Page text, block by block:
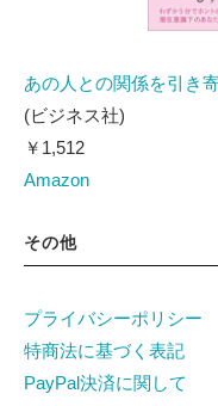
あの人との関係を引き
(ビジネス社)
￥1,512
Amazon
その他
プライバシーポリシー
特商法に基づく表記
PayPal決済に関して